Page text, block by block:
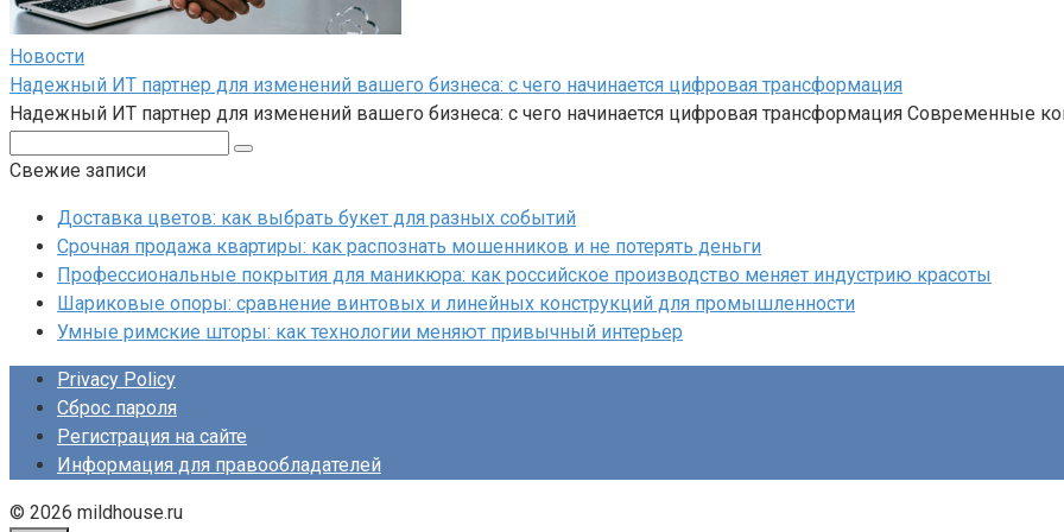
Новости
Надежный ИТ партнер для изменений вашего бизнеса: с чего начинается цифровая трансформация
Надежный ИТ партнер для изменений вашего бизнеса: с чего начинается цифровая трансформация Современные
Свежие записи
Доставка цветов: как выбрать букет для разных событий
Срочная продажа квартиры: как распознать мошенников и не потерять деньги
Профессиональные покрытия для маникюра: как российское производство меняет индустрию красоты
Шариковые опоры: сравнение винтовых и линейных конструкций для промышленности
Умные римские шторы: как технологии меняют привычный интерьер
Privacy Policy
Сброс пароля
Регистрация на сайте
Информация для правообладателей
© 2026 mildhouse.ru